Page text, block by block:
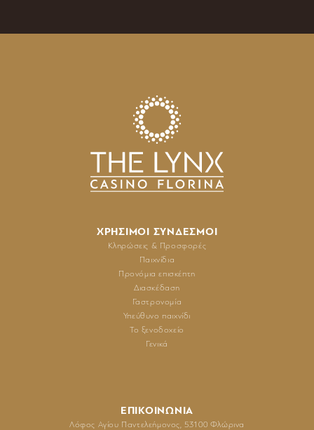
ΕΠΙΚΟΙΝΩΝΙΑ
Λόφος Αγίου Παντελεήμονoς, 53100 Φλώρινα
ΧΡΗΣΙΜΟΙ ΣΥΝΔΕΣΜΟΙ
Κληρώσεις & Προσφορές
Παιχνίδια
Προνόμια επισκέπτη
Διασκέδαση
Γαστρονομία
Υπεύθυνο παιχνίδι
Το ξενοδοχείο
Γενικά